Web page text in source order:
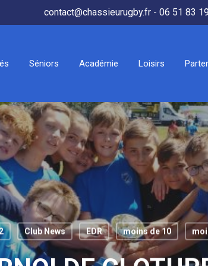
contact@chassieurugby.fr - 06 51 83
Séniors Académie Loisirs
Club News EDR moins de 10